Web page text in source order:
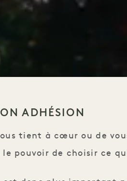
ADHÉSION
tient à cœur ou de
le pouvoir de choisir ce